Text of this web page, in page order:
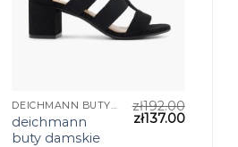
DEICHMANN BUTY DAMSKIE
deichmann
buty damskie
zł192.00
zł137.00